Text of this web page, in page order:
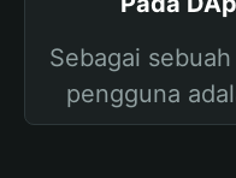
Sebagai
pengguna